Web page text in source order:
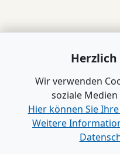
Wir verwenden
soziale
Hier können Sie
Weitere